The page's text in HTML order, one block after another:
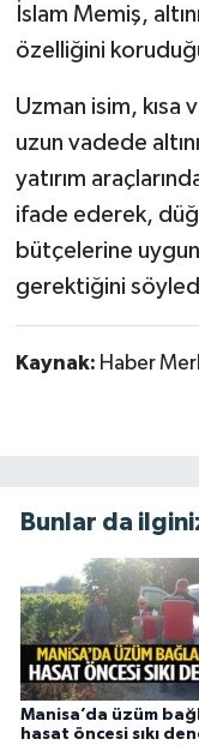
İslam Memiş,
özelliğini
Uzman isim, kısa
uzun vadede
yatırım
ifade ederek,
bütçelerine
gerektiğini
Kaynak: Haber
Bunlar da
Manisa’da üzüm
hasat öncesi sıkı